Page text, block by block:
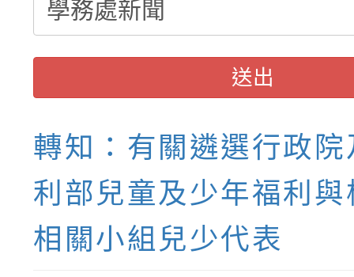
送出
轉知：有關遴選行政
利部兒童及少年福利
相關小組兒少代表